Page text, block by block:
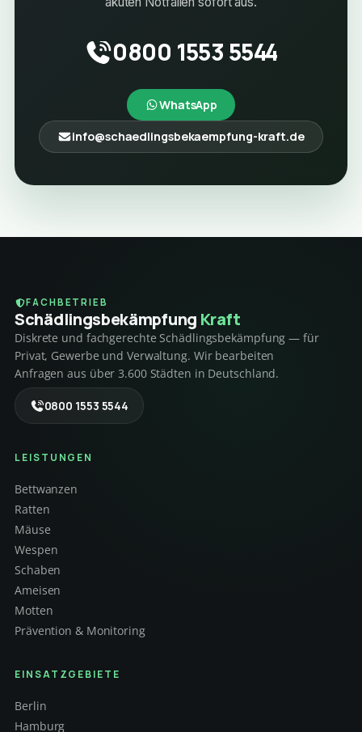
0800 1553 5544
WhatsApp
info@schaedlingsbekaempfung-kraft.de
FACHBETRIEB
Schädlings­bekämpfung Kraft
Diskrete und fachgerechte Schädlingsbekämpfung — für
Privat, Gewerbe und Verwaltung. Wir bearbeiten
Anfragen aus über 3.600 Städten in Deutschland.
0800 1553 5544
LEISTUNGEN
Bettwanzen
Ratten
Mäuse
Wespen
Schaben
Ameisen
Motten
Prävention & Monitoring
EINSATZGEBIETE
Berlin
Hamburg